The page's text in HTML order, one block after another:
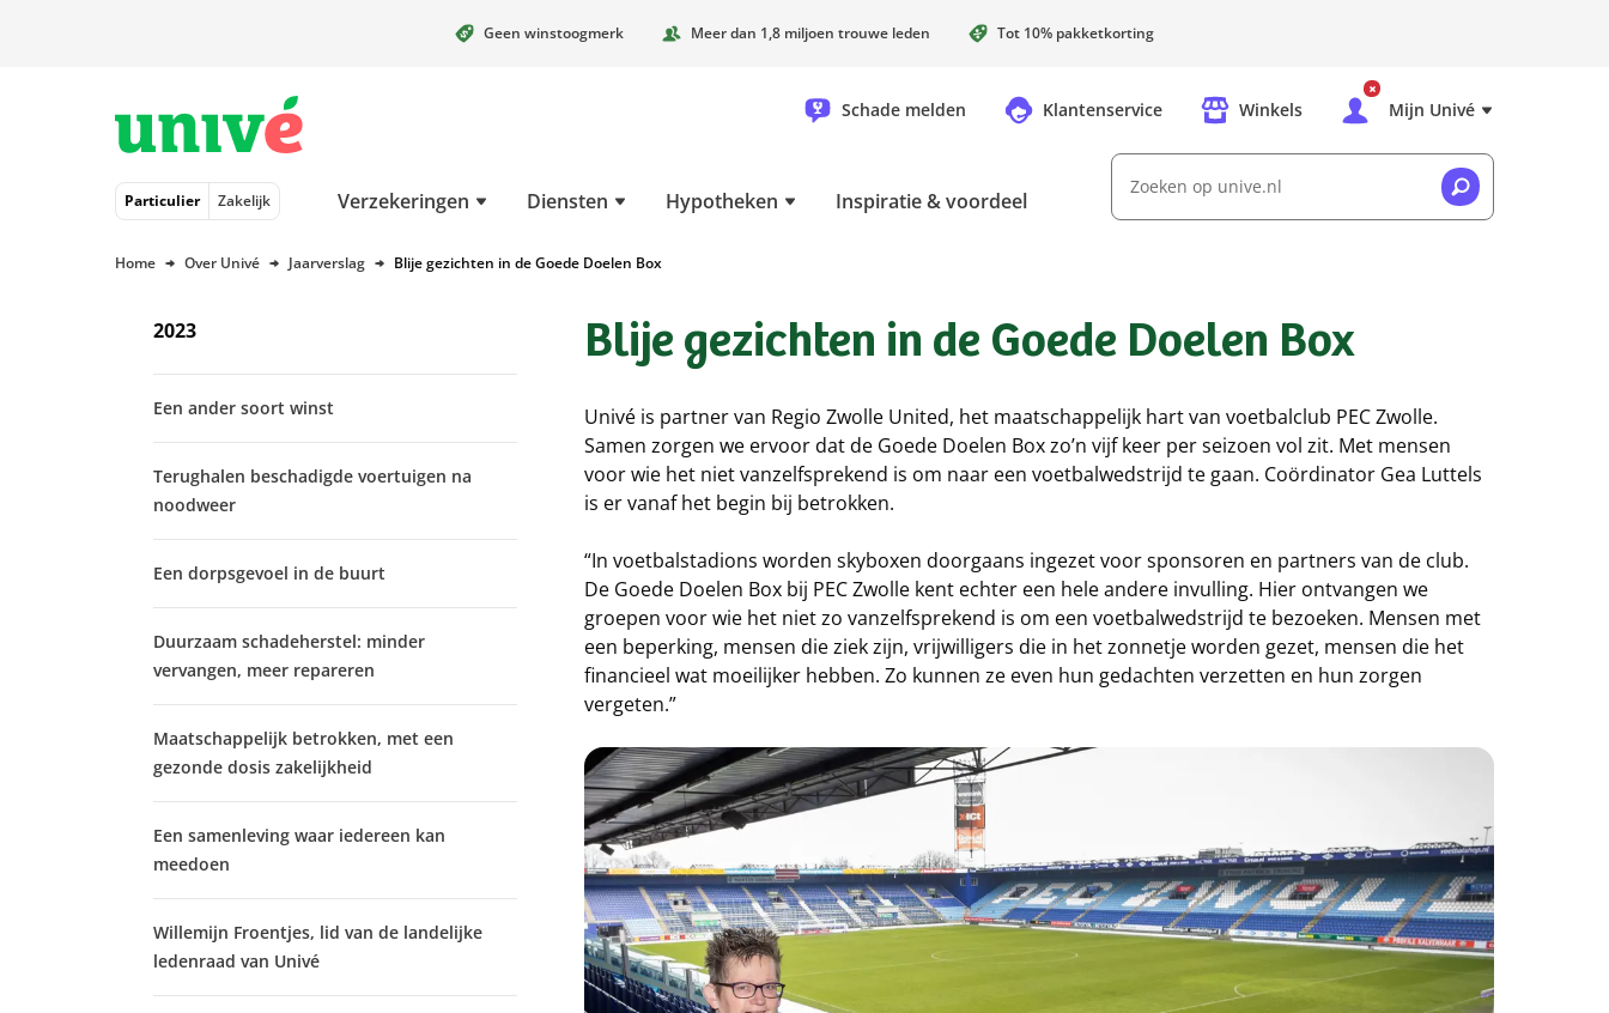
Geen winstoogmerk Meer dan 1,8 miljoen trouwe leden Tot 10% pakketkorting
Schade melden Klantenservice Winkels Mijn Univé
Particulier Zakelijk Verzekeringen Diensten Hypotheken Inspiratie & voordeel
Zoeken op unive.nl
Home Over Univé Jaarverslag Blije gezichten in de Goede Doelen Box
2023
Een ander soort winst
Terughalen beschadigde voertuigen na
noodweer
Een dorpsgevoel in de buurt
Duurzaam schadeherstel: minder
vervangen, meer repareren
Maatschappelijk betrokken, met een
gezonde dosis zakelijkheid
Een samenleving waar iedereen kan
meedoen
Willemijn Froentjes, lid van de landelijke
ledenraad van Univé
Blije gezichten in de Goede Doelen Box
Univé is partner van Regio Zwolle United, het maatschappelijk hart van voetbalclub PEC Zwolle.
Samen zorgen we ervoor dat de Goede Doelen Box zo’n vijf keer per seizoen vol zit. Met mensen
voor wie het niet vanzelfsprekend is om naar een voetbalwedstrijd te gaan. Coördinator Gea Luttels
is er vanaf het begin bij betrokken.
“In voetbalstadions worden skyboxen doorgaans ingezet voor sponsoren en partners van de club.
De Goede Doelen Box bij PEC Zwolle kent echter een hele andere invulling. Hier ontvangen we
groepen voor wie het niet zo vanzelfsprekend is om een voetbalwedstrijd te bezoeken. Mensen met
een beperking, mensen die ziek zijn, vrijwilligers die in het zonnetje worden gezet, mensen die het
financieel wat moeilijker hebben. Zo kunnen ze even hun gedachten verzetten en hun zorgen
vergeten.”